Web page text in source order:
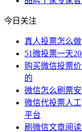
今日关注
真人投票怎么
51微投票一天
购买微信投票
的
微信怎么刷票
微信代投票人
平台
刷微信文章阅